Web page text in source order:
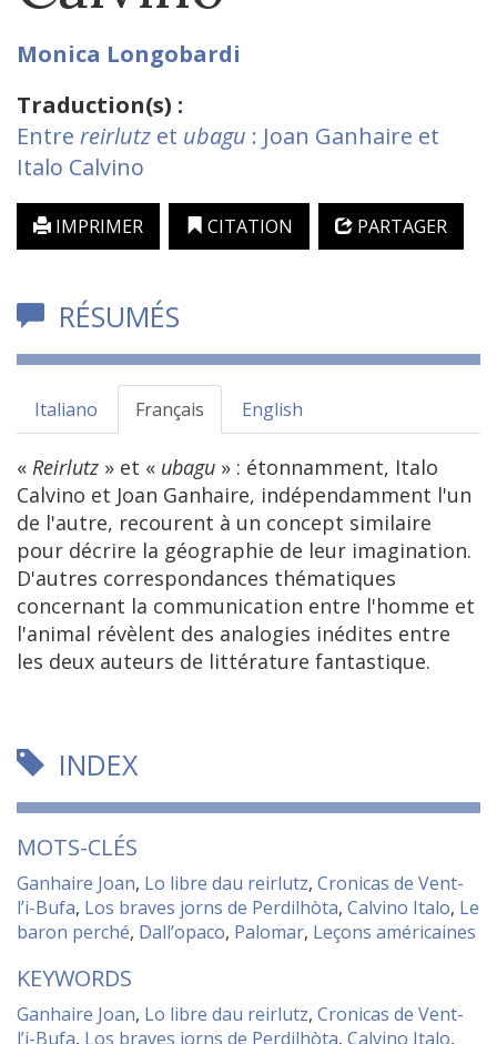
Monica Longobardi
Traduction(s) :
Entre reirlutz et ubagu : Joan Ganhaire et
Italo Calvino
IMPRIMER CITATION PARTAGER
RÉSUMÉS
Italiano Français English
« Reirlutz » et « ubagu » : étonnamment, Italo
Calvino et Joan Ganhaire, indépendamment l'un
de l'autre, recourent à un concept similaire
pour décrire la géographie de leur imagination.
D'autres correspondances thématiques
concernant la communication entre l'homme et
l'animal révèlent des analogies inédites entre
les deux auteurs de littérature fantastique.
INDEX
MOTS-CLÉS
Ganhaire Joan, Lo libre dau reirlutz, Cronicas de Vent-
l’i-Bufa, Los braves jorns de Perdilhòta, Calvino Italo, Le
baron perché, Dall’opaco, Palomar, Leçons américaines
KEYWORDS
Ganhaire Joan, Lo libre dau reirlutz, Cronicas de Vent-
l’i-Bufa, Los braves jorns de Perdilhòta, Calvino Italo,